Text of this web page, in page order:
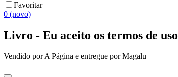
Favoritar
0 (novo)
Livro - Eu aceito os termos de uso
Vendido porA Página e entregue por Magalu